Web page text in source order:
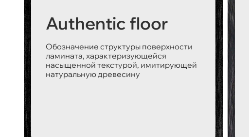
Authentic floor
Обозначение структуры поверхности
ламината, характеризующейся
насыщенной текстурой, имитирующей
натуральную древесину